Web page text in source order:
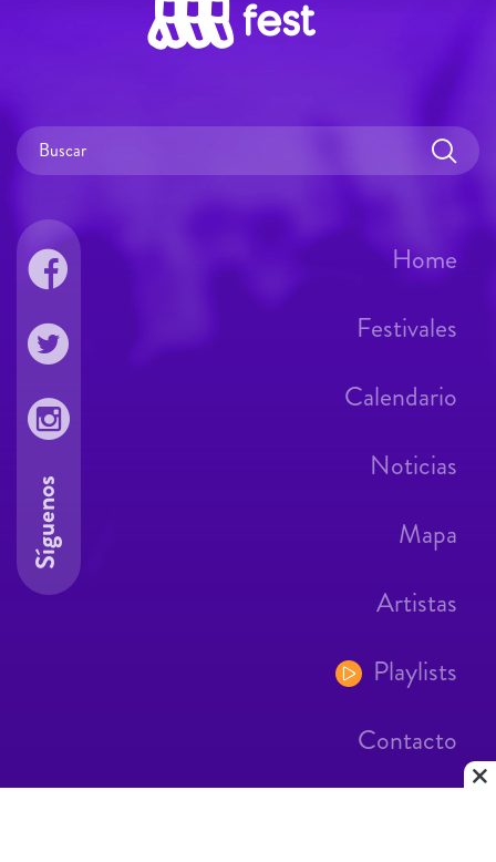
Home
Festivales
Calendario
Noticias
Mapa
Artistas
Playlists
Contacto
Síguenos